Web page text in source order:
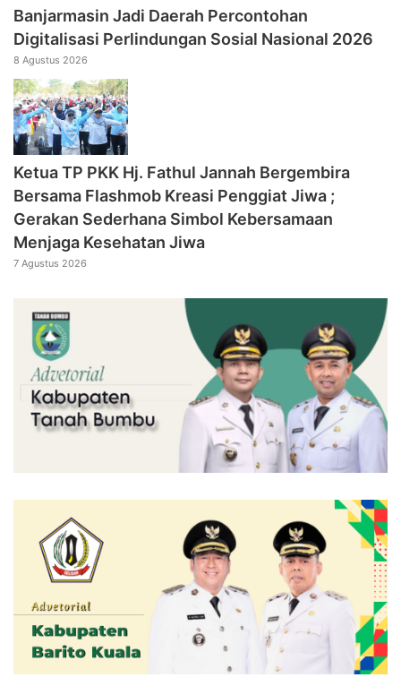
Banjarmasin Jadi Daerah Percontohan
Digitalisasi Perlindungan Sosial Nasional 2026
8 Agustus 2026
‎Ketua TP PKK Hj. Fathul Jannah Bergembira
Bersama Flashmob Kreasi Penggiat Jiwa ;
Gerakan Sederhana Simbol Kebersamaan
Menjaga Kesehatan Jiwa
7 Agustus 2026